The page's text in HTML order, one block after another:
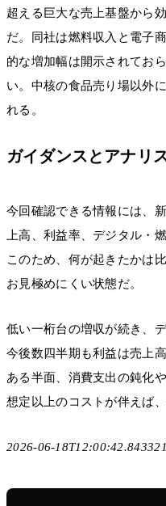
超える巨大な売上基盤から
だ。同社は燃料収入と電子
的な増加幅は開示されてお
い。中核の食品売り場以外
れる。
ガイダンスとアナリ
今回確認できる情報には、
上高、利益率、デジタル・
このため、何が起きたかは
お見極めにくい状態だ。
低い一桁台の増収が続き、
今後数四半期も利益は売上
ある半面、消費支出の鈍化
想定以上のコストが伴えば
2026-06-